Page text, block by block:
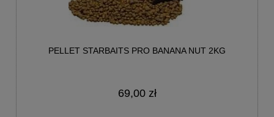
PELLET STARBAITS PRO BANANA NUT 2KG
69,00 zł